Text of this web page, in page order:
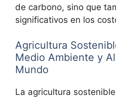
de carbono, sino que
significativos en los
Agricultura
Medio Ambiente y
Mundo
La agricultura